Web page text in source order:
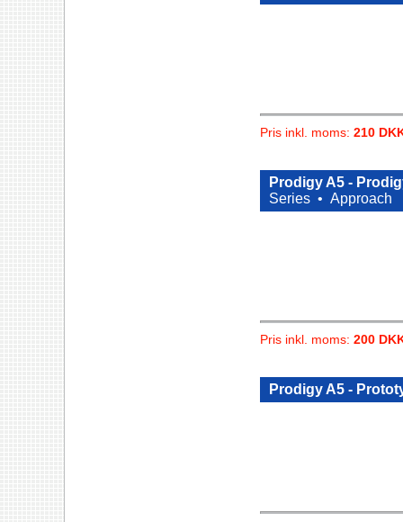
Pris inkl. moms: 210
Prodigy A5 -
Series • Approach
Pris inkl. moms: 200
Prodigy A5 -